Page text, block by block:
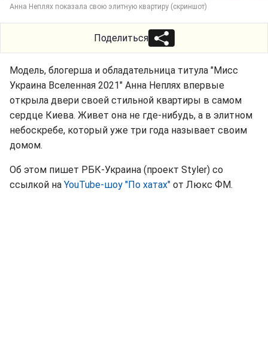
Анна Неплях показала свою элитную квартиру (скриншот)
Поделиться
Модель, блогерша и обладательница титула "Мисс
Украина Вселенная 2021" Анна Неплях впервые
открыла двери своей стильной квартиры в самом
сердце Киева. Живет она не где-нибудь, а в элитном
небоскребе, который уже три года называет своим
домом.
Об этом пишет РБК-Украина (проект Styler) со
ссылкой на YouTube-шоу "По хатах" от Люкс ФМ.